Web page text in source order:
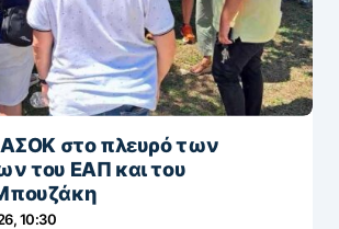
στο πλευρό των
του ΕΑΠ και του
10:30